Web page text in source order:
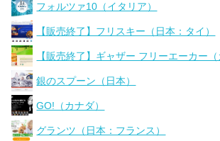
フォルツァ10（イタリア）
【販売終了】フリスキー（日本：タイ）
【販売終了】ギャザー フリーエーカー（
銀のスプーン（日本）
GO!（カナダ）
グランツ（日本：フランス）